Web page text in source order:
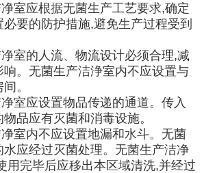
室应根据无菌生产工艺要求,确定
要的防护措施,避免生产过程受到
室的人流、物流设计必须合理,减
响。无菌生产洁浄室内不应设置与
。
室应设置物品传递的通道。传入
品应有灭菌和消毒设施。
室内不应设置地漏和水斗。无菌
应经过灭菌处理。无菌生产洁净
用完毕后应移出本区域清洗,并经过